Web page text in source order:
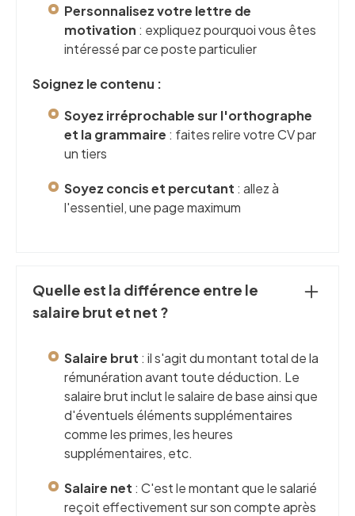
Personnalisez votre lettre de
motivation : expliquez pourquoi vous êtes
intéressé par ce poste particulier
Soignez le contenu :
Soyez irréprochable sur l'orthographe
et la grammaire : faites relire votre CV par
un tiers
Soyez concis et percutant : allez à
l'essentiel, une page maximum
Quelle est la différence entre le
salaire brut et net ?
Salaire brut : il s'agit du montant total de la
rémunération avant toute déduction. Le
salaire brut inclut le salaire de base ainsi que
d'éventuels éléments supplémentaires
comme les primes, les heures
supplémentaires, etc.
Salaire net : C'est le montant que le salarié
reçoit effectivement sur son compte après